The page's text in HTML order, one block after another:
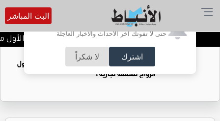
أترغب في تفعيل الإشعارات؟
حتى لا تفوتك آخر الأحداث والأخبار العاجلة
اشترك لا شكراً
البث المباشر
تتويج الفرق الفائزة في اليوم الأول
فتيات يستغللنه لتحقيق مكاسب مادية.. هل تحول
الزواج لصفقة تجارية؟